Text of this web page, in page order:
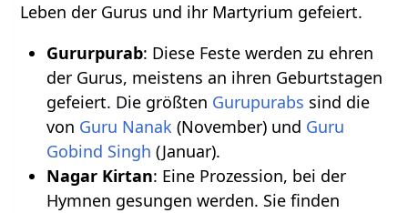
Leben der Gurus und ihr Martyrium gefeiert.
Gururpurab: Diese Feste werden zu ehren
der Gurus, meistens an ihren Geburtstagen
gefeiert. Die größten Gurupurabs sind die
von Guru Nanak(November) und Guru
Gobind Singh (Januar).
Nagar Kirtan: Eine Prozession, bei der
Hymnen gesungen werden. Sie finden